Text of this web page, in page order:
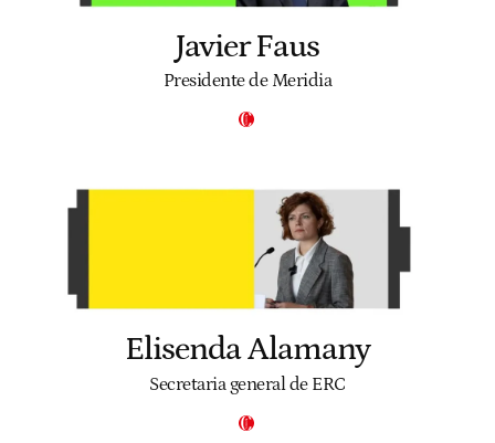
Javier Faus
Presidente de Meridia
Elisenda Alamany
Secretaria general de ERC